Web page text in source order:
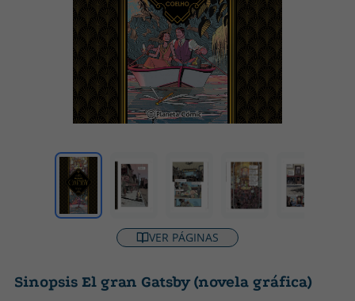
VER PÁGINAS
Sinopsis El gran Gatsby (novela gráfica)